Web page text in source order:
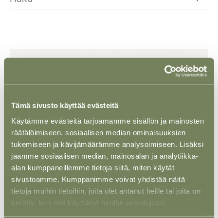
Tämä sivusto käyttää evästeitä
Käytämme evästeitä tarjoamamme sisällön ja mainosten
räätälöimiseen, sosiaalisen median ominaisuuksien
tukemiseen ja kävijämäärämme analysoimiseen. Lisäksi
jaamme sosiaalisen median, mainosalan ja analytiikka-
alan kumppaneillemme tietoja siitä, miten käytät
sivustoamme. Kumppanimme voivat yhdistää näitä
tietoja muihin tietoihin, joita olet antanut heille tai joita on
kerätty, kun olet käyttänyt heidän palvelujaan.
UUTINEN 02 MAALIS 2026
Hanna Tuominen nimitetty Counseliksi